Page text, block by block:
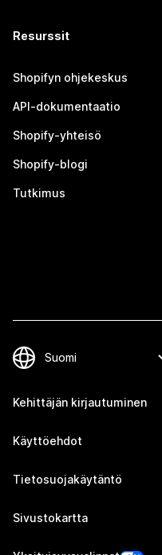
Resurssit
Shopifyn ohjekeskus
API-dokumentaatio
Shopify-yhteisö
Shopify-blogi
Tutkimus
Kehittäjän kirjautuminen
Käyttöehdot
Tietosuojakäytäntö
Sivustokartta